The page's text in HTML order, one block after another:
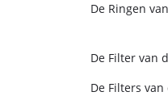
De Ringen
De Filter van
De Filters